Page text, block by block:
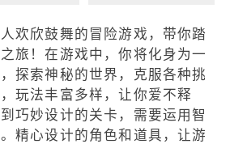
欢欣鼓舞的冒险游戏，带你踏
旅！在游戏中，你将化身为一
探索神秘的世界，克服各种挑
玩法丰富多样，让你爱不释
巧妙设计的关卡，需要运用智
精心设计的角色和道具，让游